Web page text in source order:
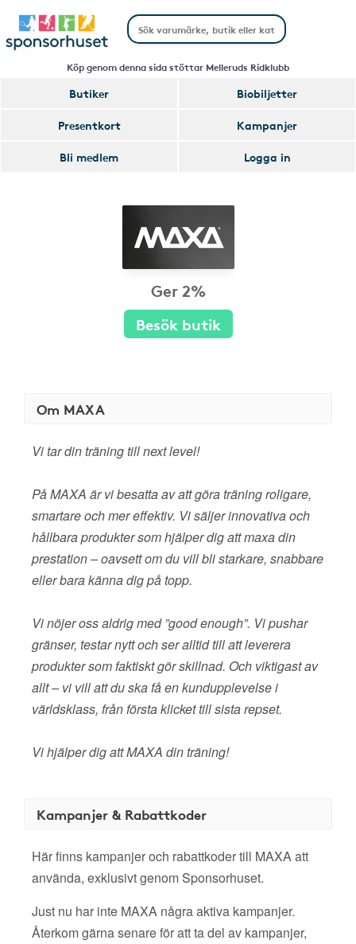
Köp genom denna sida stöttar Melleruds Ridklubb
Butiker
Biobiljetter
Presentkort
Kampanjer
Bli medlem
Logga in
Ger 2%
Besök butik
Om MAXA
Vi tar din träning till next level!
På MAXA är vi besatta av att göra träning roligare,
smartare och mer effektiv. Vi säljer innovativa och
hållbara produkter som hjälper dig att maxa din
prestation – oavsett om du vill bli starkare, snabbare
eller bara känna dig på topp.
Vi nöjer oss aldrig med ”good enough”. Vi pushar
gränser, testar nytt och ser alltid till att leverera
produkter som faktiskt gör skillnad. Och viktigast av
allt – vi vill att du ska få en kundupplevelse i
världsklass, från första klicket till sista repset.
Vi hjälper dig att MAXA din träning!
Kampanjer & Rabattkoder
Här finns kampanjer och rabattkoder till MAXA att
använda, exklusivt genom Sponsorhuset.
Just nu har inte MAXA några aktiva kampanjer.
Återkom gärna senare för att ta del av kampanjer,